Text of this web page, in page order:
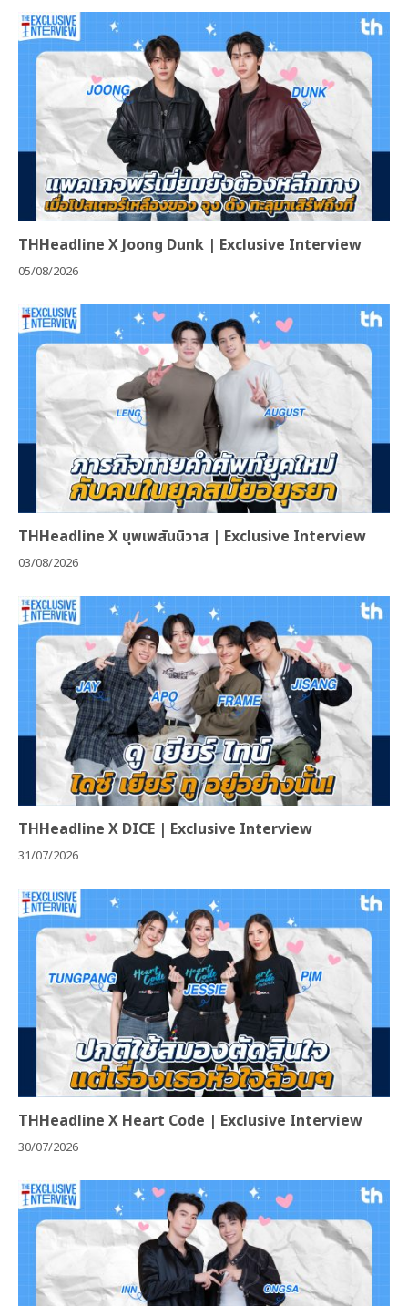
THHeadline X Joong Dunk | Exclusive Interview
05/08/2026
THHeadline X บุพเพสันนิวาส | Exclusive Interview
03/08/2026
THHeadline X DICE | Exclusive Interview
31/07/2026
THHeadline X Heart Code | Exclusive Interview
30/07/2026